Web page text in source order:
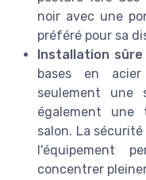
noir avec une
préféré pour sa
Installation sûre
bases en
seulement une
également une
salon. La
l'équipement
concentrer